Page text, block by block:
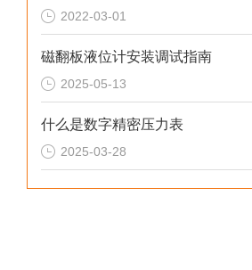
2022-03-01
磁翻板液位计安装调试指南
2025-05-13
什么是数字精密压力表
2025-03-28